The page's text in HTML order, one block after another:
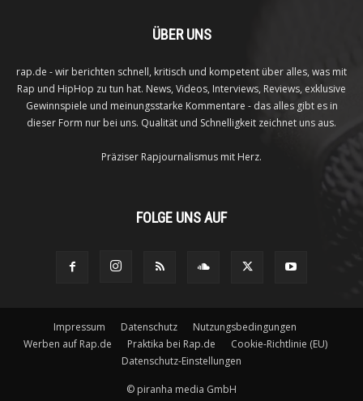
ÜBER UNS
rap.de - wir berichten schnell, kritisch und kompetent über alles, was mit
Rap und HipHop zu tun hat. News, Videos, Interviews, Reviews, exklusive
Gewinnspiele und meinungsstarke Kommentare - das alles gibt es in
dieser Form nur bei uns. Qualität und Schnelligkeit zeichnet uns aus.
Präziser Rapjournalismus mit Herz.
FOLGE UNS AUF
Impressum Datenschutz
Nutzungsbedingungen
Werben auf Rap.de
Praktika bei Rap.de
Cookie-Richtlinie (EU)
Datenschutz-Einstellungen
© piranha media GmbH